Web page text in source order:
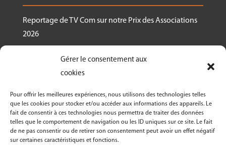
Gérer le consentement aux
cookies
Pour offrir les meilleures expériences, nous utilisons des technologies telles
que les cookies pour stocker et/ou accéder aux informations des appareils. Le
fait de consentir à ces technologies nous permettra de traiter des données
telles que le comportement de navigation ou les ID uniques sur ce site. Le fait
de ne pas consentir ou de retirer son consentement peut avoir un effet négatif
sur certaines caractéristiques et fonctions.
Reportage de TV Com sur notre Prix des Associations
2026
décernés par Canopea
Découvrez nos activités dans le cadre de « La
Semaine Bio 2026 »
Le Crabe asbl fête ses 50 ans en 2026!